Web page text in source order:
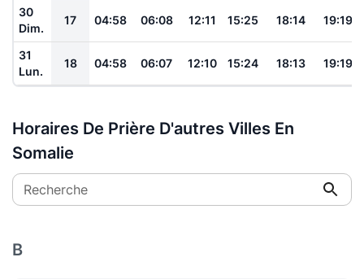
30
Dim.
17 04:58 06:08 12:11 15:25 18:14 19:19
31
Lun.
18 04:58 06:07 12:10 15:24 18:13 19:19
Horaires De Prière D'autres Villes En
Somalie
Recherche
B